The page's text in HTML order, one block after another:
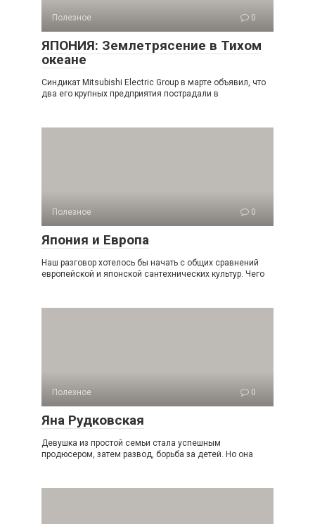
Полезное 0
ЯПОНИЯ: Землетрясение в Тихом
океане
Синдикат Mitsubishi Electric Group в марте объявил, что
два его крупных предприятия пострадали в
Полезное 0
Япония и Европа
Наш разговор хотелось бы начать с общих сравнений
европейской и японской сантехнических культур. Чего
Полезное 0
Яна Рудковская
Девушка из простой семьи стала успешным
продюсером, затем развод, борьба за детей. Но она